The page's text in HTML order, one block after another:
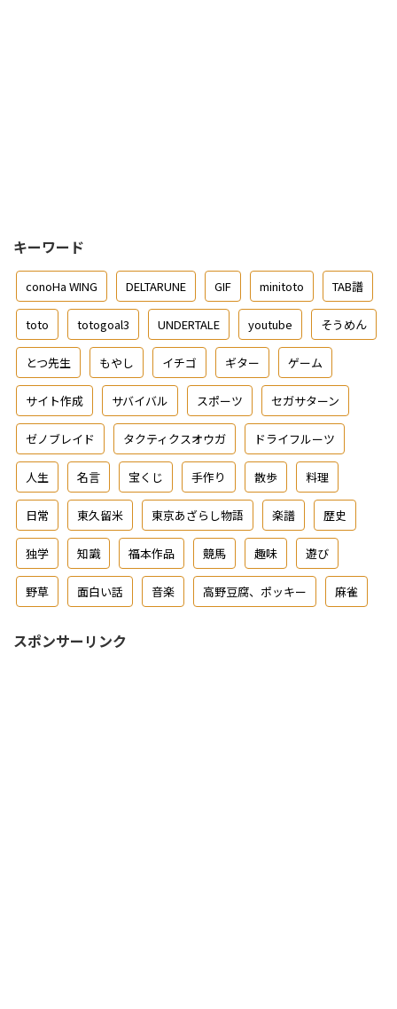
キーワード
conoHa WING DELTARUNE GIF minitoto TAB譜
toto totogoal3 UNDERTALE youtube そうめん
とつ先生 もやし イチゴ ギター ゲーム
サイト作成 サバイバル スポーツ セガサターン
ゼノブレイド タクティクスオウガ ドライフルーツ
人生 名言 宝くじ 手作り 散歩 料理
日常 東久留米 東京あざらし物語 楽譜 歴史
独学 知識 福本作品 競馬 趣味 遊び
野草 面白い話 音楽 高野豆腐、ポッキー 麻雀
スポンサーリンク